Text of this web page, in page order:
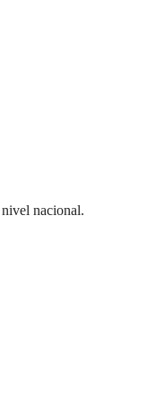
nacional.